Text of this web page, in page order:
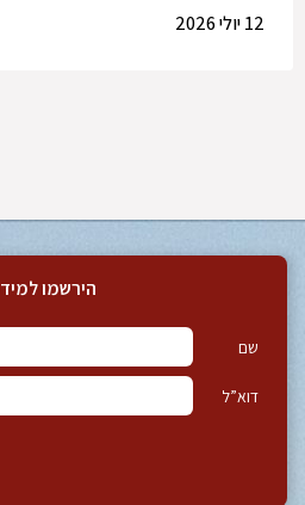
12 יולי 2026
הירשמו
שם
דוא”ל